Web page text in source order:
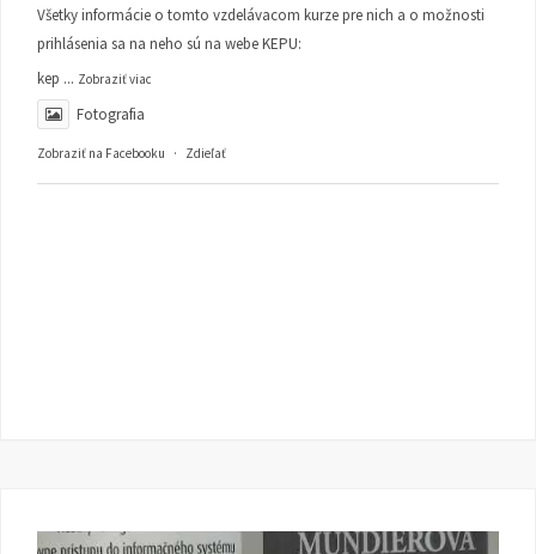
Všetky informácie o tomto vzdelávacom kurze pre nich a o možnosti
prihlásenia sa na neho sú na webe KEPU:
kep ... Zobraziť viac
Fotografia
Zobraziť na Facebooku · Zdieľať